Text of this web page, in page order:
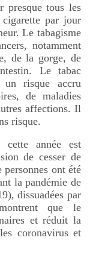
presque tous les
par jour
Le tabagisme
notamment
de la gorge, de
Le tabac
un risque accru
de maladies
affections. Il
risque.
année est
de cesser de
ont été
la pandémie de
dissuadées par
que le
et réduit la
coronavirus et